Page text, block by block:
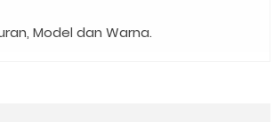
Model dan Warna.